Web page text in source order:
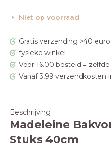
Niet op voorraad
Gratis verzending >40
fysieke winkel
Voor 16.00 besteld =
Vanaf 3,99 verzendkosten
Beschrijving
Madeleine
Stuks 40cm